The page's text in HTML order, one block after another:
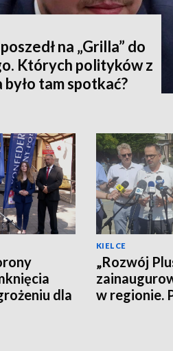
na „Grilla” do
Których polityków z
tam spotkać?
dla
KIELCE
„Rozwój
w regionie.